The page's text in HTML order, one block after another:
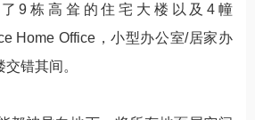
9栋高耸的住宅大楼以及4幢
Home Office，小型办公室/居家办
错其间。